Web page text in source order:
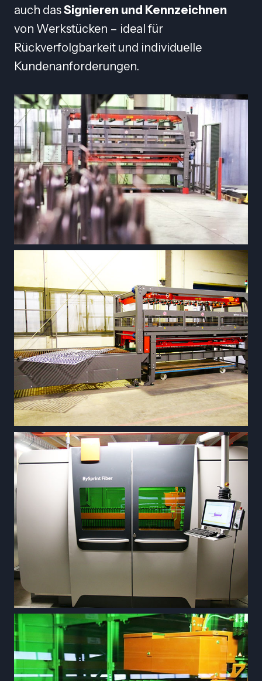
auch dasSignieren und Kennzeichnen
von Werkstücken – ideal für
Rückverfolgbarkeit und individuelle
Kundenanforderungen.